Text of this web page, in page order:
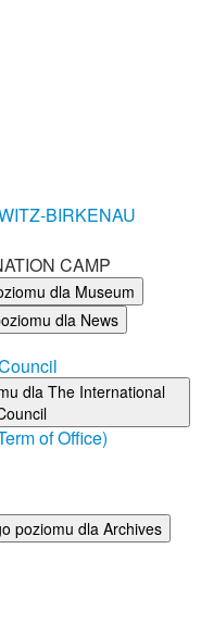
BIRKENAU
CAMP
dla Museum
dla News
dla The International
of Office)
poziomu dla Archives